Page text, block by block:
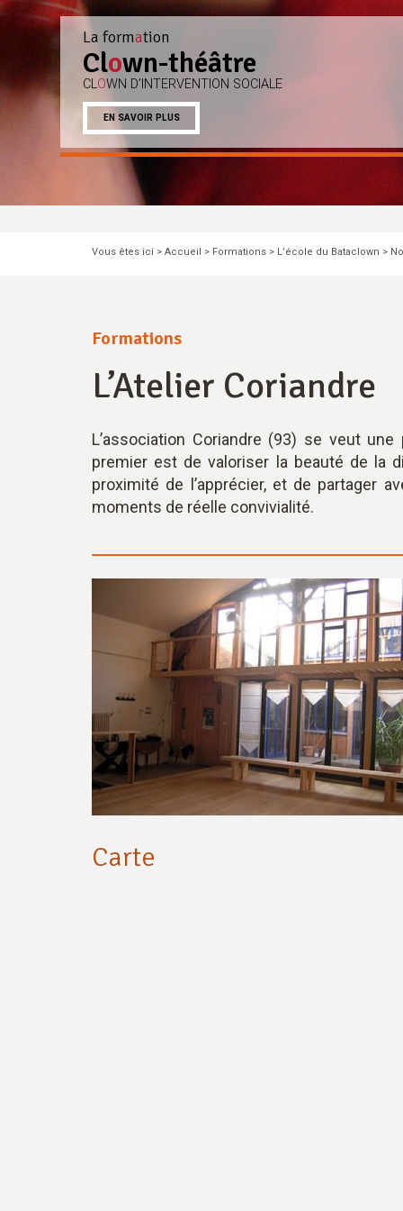
La formation
Clown-théâtre
CLOWN D’INTERVENTION SOCIALE
EN SAVOIR PLUS
Vous êtes ici > Accueil > Formations > L’école du Bataclown >
Formations
L’Atelier Coriandre
L’association Coriandre (93) se veut
premier est de valoriser la beauté de la
proximité de l’apprécier, et de partager
moments de réelle convivialité.
Carte